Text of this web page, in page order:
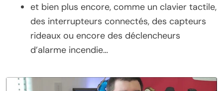
et bien plus encore, comme un clavier tactile,
des interrupteurs connectés, des capteurs
rideaux ou encore des déclencheurs
d’alarme incendie…